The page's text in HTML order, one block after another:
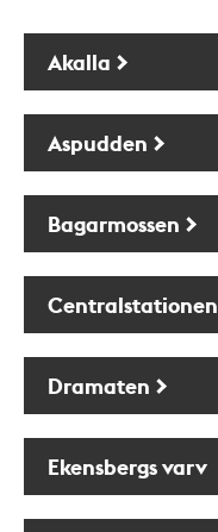
Akalla
Aspudden
Bagarmossen
Centralstationen
Dramaten
Ekensbergs varv